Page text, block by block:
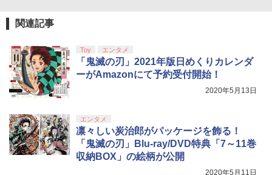
5
【純正品】DualSense ワイヤレスコン
トローラー(CFI-ZCT2J)
￥10,737
5
S5、PS5 Pro、Xbox One、Xbox Serie
s X|S 対応の高精度 H パターン シフター
￥14,141
5
【Amazon.co.jp限定】劇場版モノノ怪
巾着＋メーカー特典:【坤と離】二振りの
剣、十翼より来たる！スタジオ描き下ろ
しイラストボード付) [DVD]
￥8,800
関連記事
Toy エンタメ
「鬼滅の刃」2021年版日めくりカレンダ
ーがAmazonにて予約受付開始！
2020年5月13日
エンタメ
凛々しい炭治郎がパッケージを飾る！
「鬼滅の刃」Blu-ray/DVD特典「7～11巻
収納BOX」の絵柄が公開
2020年5月11日